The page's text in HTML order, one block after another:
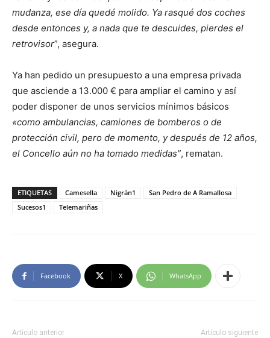
mudanza, ese día quedé molido. Ya rasqué dos coches
desde entonces y, a nada que te descuides, pierdes el
retrovisor”, asegura.
Ya han pedido un presupuesto a una empresa privada
que asciende a 13.000 € para ampliar el camino y así
poder disponer de unos servicios mínimos básicos
«como ambulancias, camiones de bomberos o de
protección civil, pero de momento, y después de 12 años,
el Concello aún no ha tomado medidas”, rematan.
ETIQUETAS Camesella Nigrán1
San Pedro de A Ramallosa
Sucesos1
Telemariñas
Facebook X WhatsApp
Artículo anterior Artículo siguiente